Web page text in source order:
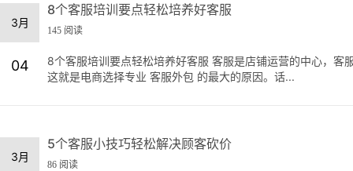
3月
04
8个客服培训要点轻松培养好客服
145 阅读
8个客服培训要点轻松培养好客服 客服是店铺运营的中心，
这就是电商选择专业 客服外包 的最大的原因。话...
3月
5个客服小技巧轻松解决顾客砍价
86 阅读